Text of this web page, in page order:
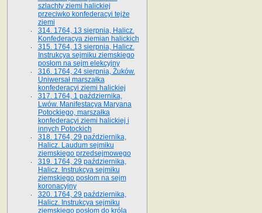
szlachty ziemi halickiej
przeciwko konfederacyi tejże
ziemi
314. 1764, 13 sierpnia, Halicz.
Konfederacya ziemian halickich
315. 1764, 13 sierpnia, Halicz.
Instrukcya sejmiku ziemskiego
posłom na sejm elekcyjny
316. 1764, 24 sierpnia, Żuków.
Uniwersał marszałka
konfederacyi ziemi halickiej
317. 1764, 1 października,
Lwów. Manifestacya Maryana
Potockiego, marszałka
konfederacyi ziemi halickiej i
innych Potockich
318. 1764, 29 października,
Halicz. Laudum sejmiku
ziemskiego przedsejmowego
319. 1764, 29 października,
Halicz. Instrukcya sejmiku
ziemskiego posłom na sejm
koronacyjny
320. 1764, 29 października,
Halicz. Instrukcya sejmiku
ziemskiego posłom do króla